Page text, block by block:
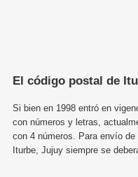
El código postal de
Si bien en 1998 entró en
con números y letras,
con 4 números. Para envío
Iturbe, Jujuy siempre se